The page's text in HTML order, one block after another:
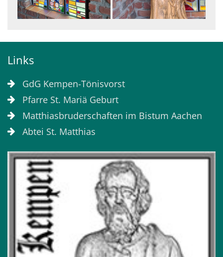
Links
GdG Kempen-Tönisvorst
Pfarre St. Mariä Geburt
Matthiasbruderschaften im Bistum Aachen
Abtei St. Matthias